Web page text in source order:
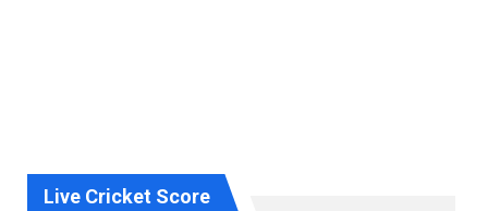
Live Cricket Score